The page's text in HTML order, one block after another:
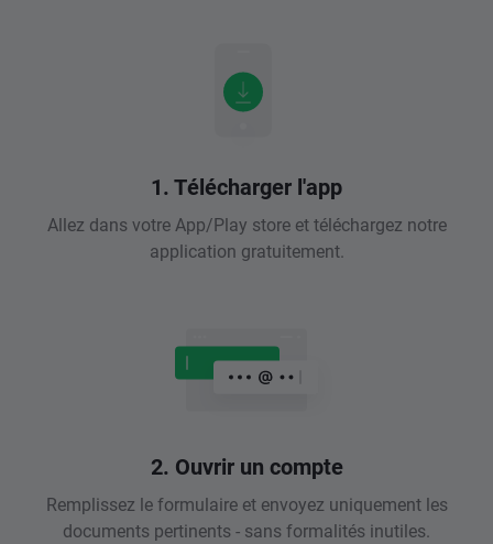
1. Télécharger l'app
Allez dans votre App/Play store et téléchargez notre
application gratuitement.
2. Ouvrir un compte
Remplissez le formulaire et envoyez uniquement les
documents pertinents - sans formalités inutiles.